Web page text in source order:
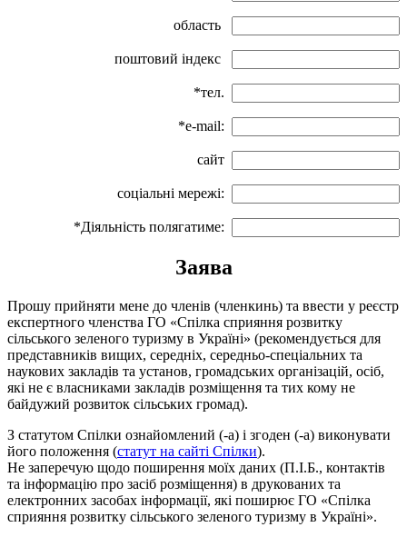
область
поштовий індекс
*тел.
*e-mail:
сайт
соціальні мережі:
*Діяльність полягатиме:
Заява
Прошу прийняти мене до членів (членкинь) та ввести у реєстр
експертного членства ГО «Спілка сприяння розвитку
сільського зеленого туризму в Україні» (рекомендується для
представників вищих, середніх, середньо-спеціальних та
наукових закладів та установ, громадських організацій, осіб,
які не є власниками закладів розміщення та тих кому не
байдужий розвиток сільських громад).
З статутом Спілки ознайомлений (-а) і згоден (-а) виконувати
його положення (статут на сайті Спілки).
Не заперечую щодо поширення моїх даних (П.І.Б., контактів
та інформацію про засіб розміщення) в друкованих та
електронних засобах інформації, які поширює ГО «Спілка
сприяння розвитку сільського зеленого туризму в Україні».